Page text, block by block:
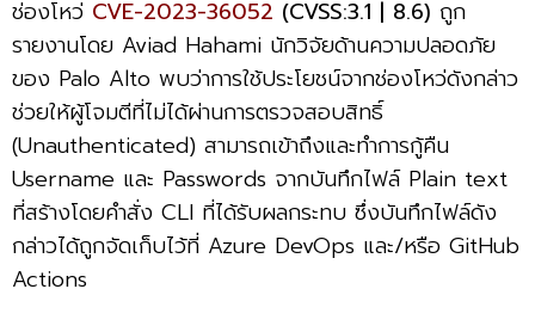
ช่องโหว่ CVE-2023-36052 (CVSS:3.1 | 8.6) ถูก
รายงานโดย Aviad Hahami นักวิจัยด้านความปลอดภัย
ของ Palo Alto พบว่าการใช้ประโยชน์จากช่องโหว่ดังกล่าว
ช่วยให้ผู้โจมตีที่ไม่ได้ผ่านการตรวจสอบสิทธิ์
(Unauthenticated) สามารถเข้าถึงและทำการกู้คืน
Username และ Passwords จากบันทึกไฟล์ Plain text
ที่สร้างโดยคำสั่ง CLI ที่ได้รับผลกระทบ ซึ่งบันทึกไฟล์ดัง
กล่าวได้ถูกจัดเก็บไว้ที่ Azure DevOps และ/หรือ GitHub
Actions